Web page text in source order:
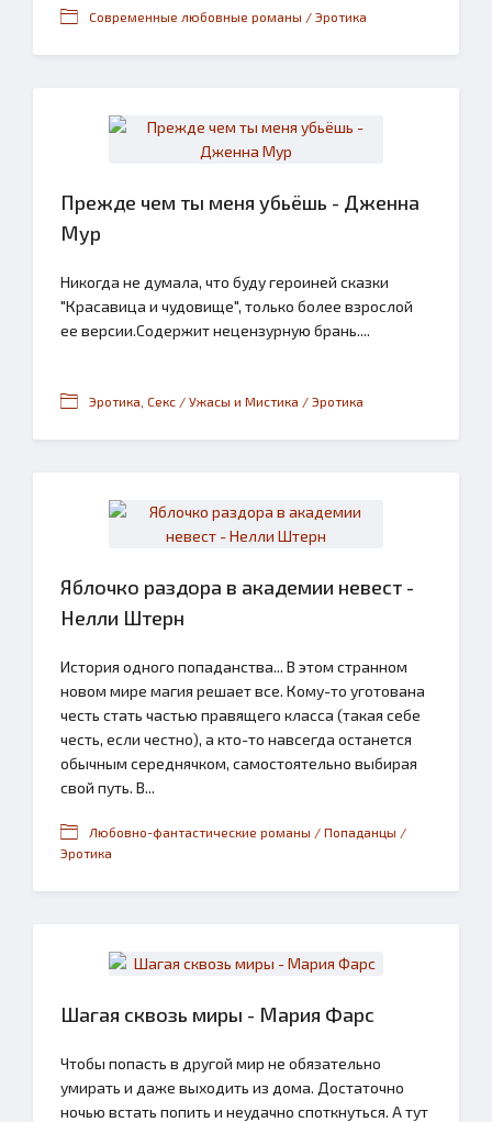
Современные любовные романы / Эротика
Прежде чем ты меня убьёшь - Дженна
Мур
Никогда не думала, что буду героиней сказки
"Красавица и чудовище", только более взрослой
ее версии.Содержит нецензурную брань....
Эротика, Секс / Ужасы и Мистика / Эротика
Яблочко раздора в академии невест -
Нелли Штерн
История одного попаданства... В этом странном
новом мире магия решает все. Кому-то уготована
честь стать частью правящего класса (такая себе
честь, если честно), а кто-то навсегда останется
обычным середнячком, самостоятельно выбирая
свой путь. В...
Любовно-фантастические романы / Попаданцы /
Эротика
Шагая сквозь миры - Мария Фарс
Чтобы попасть в другой мир не обязательно
умирать и даже выходить из дома. Достаточно
ночью встать попить и неудачно споткнуться. А тут